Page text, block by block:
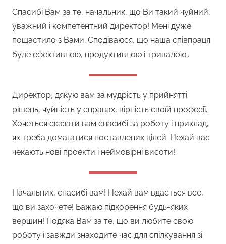
Спасибі Вам за те, начальник, що Ви такий чуйний,
уважний і компетентний директор! Мені дуже
пощастило з Вами. Сподіваюся, що наша співпраця
буде ефективною, продуктивною і тривалою..
Директор, дякую вам за мудрість у прийнятті
рішень, чуйність у справах, вірність своїй професії.
Хочеться сказати вам спасибі за роботу і приклад,
як треба домагатися поставлених цілей. Нехай вас
чекають нові проекти і неймовірні висоти!.
Начальник, спасибі вам! Нехай вам вдається все,
що ви захочете! Бажаю підкорення будь-яких
вершин! Подяка Вам за те, що ви любите свою
роботу і завжди знаходите час для спілкування зі